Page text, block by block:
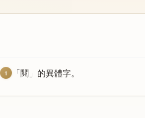
1 「鬩」的異體字。